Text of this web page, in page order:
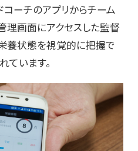
コーチのアプリからチーム
理画面にアクセスした監督
養状態を視覚的に把握で
ています。